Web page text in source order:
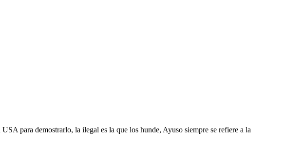
para demostrarlo, la ilegal es la que los hunde, Ayuso siempre se refiere a la